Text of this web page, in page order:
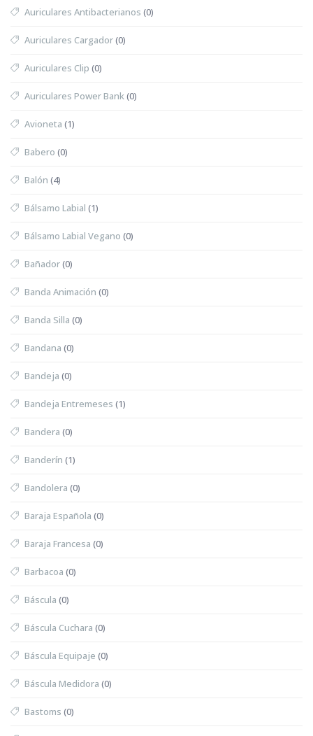
Auriculares Antibacterianos (0)
Auriculares Cargador(0)
Auriculares Clip (0)
Auriculares Power Bank(0)
Avioneta (1)
Babero (0)
Balón (4)
Bálsamo Labial (1)
Bálsamo Labial Vegano (0)
Bañador(0)
Banda Animación (0)
Banda Silla (0)
Bandana (0)
Bandeja (0)
Bandeja Entremeses (1)
Bandera (0)
Banderín (1)
Bandolera (0)
Baraja Española (0)
Baraja Francesa (0)
Barbacoa (0)
Báscula (0)
Báscula Cuchara (0)
Báscula Equipaje (0)
Báscula Medidora (0)
Bastoms (0)